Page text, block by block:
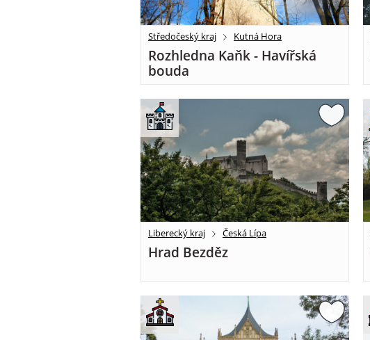
Středočeský kraj Kutná Hora
Rozhledna Kaňk - Havířská
bouda
Liberecký kraj Česká Lípa
Hrad Bezděz